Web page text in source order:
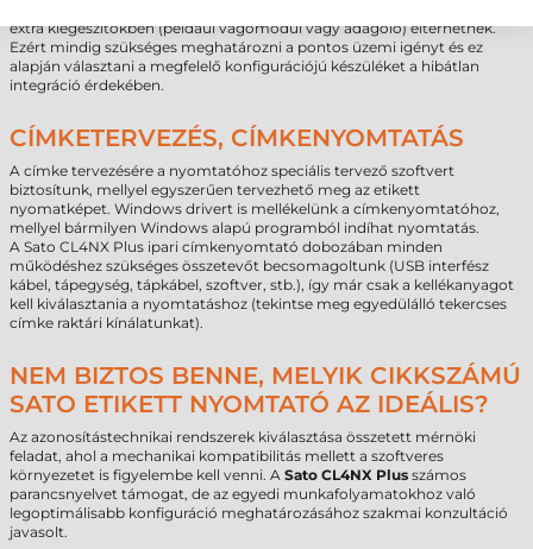
extra kiegészítőkben (például vágómodul vagy adagoló) eltérhetnek.
Ezért mindig szükséges meghatározni a pontos üzemi igényt és ez
alapján választani a megfelelő konfigurációjú készüléket a hibátlan
integráció érdekében.
CÍMKETERVEZÉS, CÍMKENYOMTATÁS
A címke tervezésére a nyomtatóhoz speciális tervező szoftvert
biztosítunk, mellyel egyszerűen tervezhető meg az etikett
nyomatképet. Windows drivert is mellékelünk a címkenyomtatóhoz,
mellyel bármilyen Windows alapú programból indíhat nyomtatás.
A Sato CL4NX Plus ipari címkenyomtató dobozában minden
működéshez szükséges összetevőt becsomagoltunk (USB interfész
kábel, tápegység, tápkábel, szoftver, stb.), így már csak a kellékanyagot
kell kiválasztania a nyomtatáshoz (tekintse meg egyedülálló tekercses
címke raktári kínálatunkat).
NEM BIZTOS BENNE, MELYIK CIKKSZÁMÚ
SATO ETIKETT NYOMTATÓ AZ IDEÁLIS?
Az azonosítástechnikai rendszerek kiválasztása összetett mérnöki
feladat, ahol a mechanikai kompatibilitás mellett a szoftveres
környezetet is figyelembe kell venni. A Sato CL4NX Plus számos
parancsnyelvet támogat, de az egyedi munkafolyamatokhoz való
legoptimálisabb konfiguráció meghatározásához szakmai konzultáció
javasolt.